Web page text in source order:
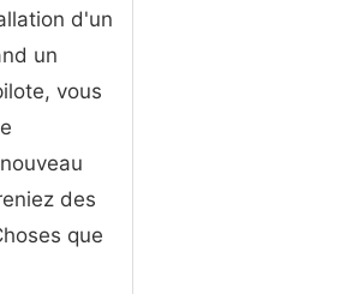
d'un
un
vous
des
que